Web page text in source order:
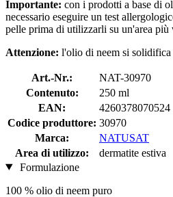
Importante: con i prodotti a base di
necessario eseguire un test
pelle prima di utilizzarli su un'area più
Attenzione: l'olio di neem si solidifica
Art.-Nr.:
NAT-30970
Contenuto:
250 ml
EAN:
4260378070524
Codice produttore: 30970
Marca:
NATUSAT
Area di utilizzo:
dermatite estiva
Formulazione
100 % olio di neem puro